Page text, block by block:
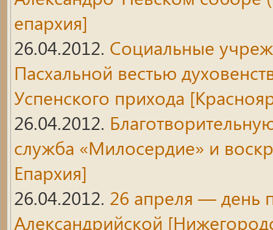
епархия]
26.04.2012. Социальные
Пасхальной вестью
Успенского прихода
26.04.2012.
служба «Милосердие» и
Епархия]
26.04.2012. 26 апреля — день
Александрийской